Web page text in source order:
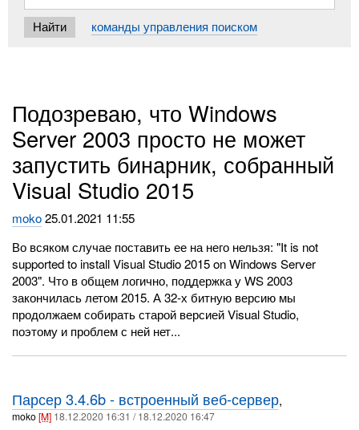
команды управления поиском
Подозреваю, что Windows
Server 2003 просто не может
запустить бинарник, собранный
Visual Studio 2015
moko25.01.2021 11:55
Во всяком случае поставить ее на него нельзя: "It is not
supported to install Visual Studio 2015 on Windows Server
2003". Что в общем логично, поддержка у WS 2003
закончилась летом 2015. А 32-х битную версию мы
продолжаем собирать старой версией Visual Studio,
поэтому и проблем с ней нет...
Парсер 3.4.6b - встроенный веб-сервер,
moko[M] 18.12.2020 16:31 / 18.12.2020 16:47